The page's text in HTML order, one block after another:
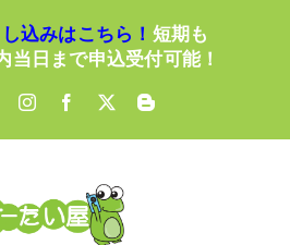
込みはこちら！ 短期も
当日まで申込受付可能！
InstagramFacebook
X Blogger